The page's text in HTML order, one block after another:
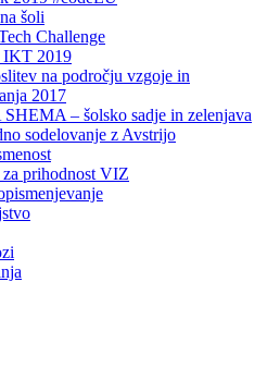
šoli
Challenge
IKT 2019
na področju vzgoje in
2017
– šolsko sadje in zelenjava
sodelovanje z Avstrijo
prihodnost VIZ